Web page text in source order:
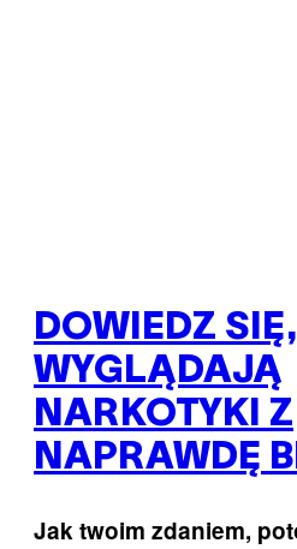
DOWIEDZ
WYGLĄDAJĄ
NARKOTYKI Z
NAPRAWDĘ
Jak twoim zdaniem,